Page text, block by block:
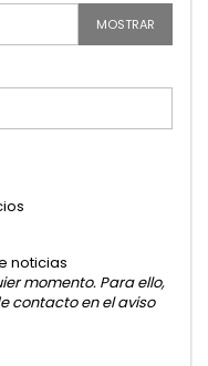
MOSTRAR
noticias
momento. Para ello,
contacto en el aviso